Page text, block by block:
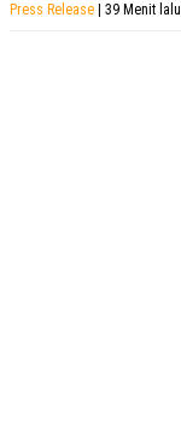
Press Release | 39 Menit lalu